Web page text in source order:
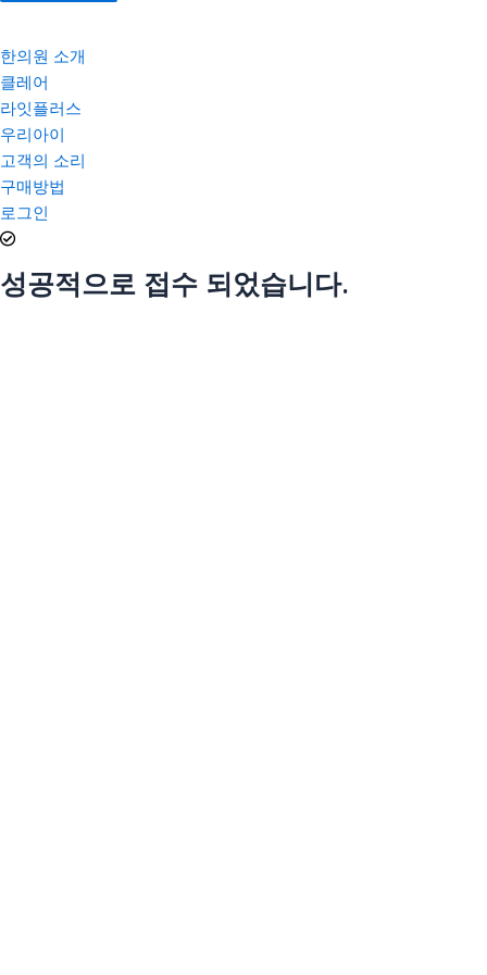
한의원 소개
클레어
라잇플러스
우리아이
고객의 소리
구매방법
로그인
성공적으로 접수 되었습니다.